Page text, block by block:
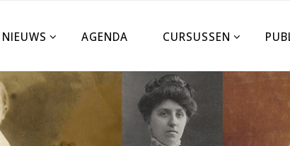
NIEUWS AGENDA CURSUSSEN